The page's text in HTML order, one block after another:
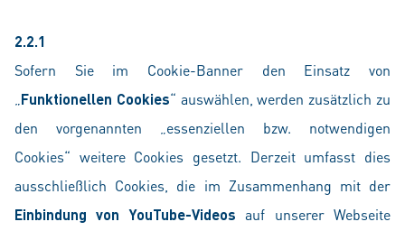
2.2.1
Sofern Sie im Cookie-Banner den Einsatz von
Funktionellen Cookies“ auswählen, werden zusätzlich zu
den vorgenannten „essenziellen bzw. notwendigen
Cookies“ weitere Cookies gesetzt. Derzeit umfasst dies
ausschließlich Cookies, die im Zusammenhang mit der
Einbindung von YouTube-Videos auf unserer Webseite